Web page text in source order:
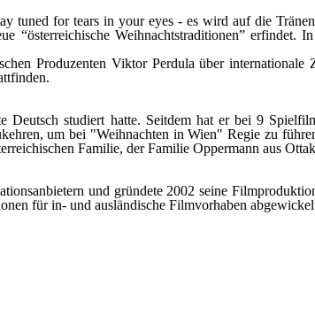
tuned for tears in your eyes - es wird auf die
“österreichische Weihnachtstraditionen”
Produzenten Viktor Perdula über
studiert hatte. Seitdem hat er bei 9
um bei "Weihnachten in Wien" Regie zu
Familie, der Familie Oppermann aus
und gründete 2002 seine
für in- und ausländische Filmvorhaben